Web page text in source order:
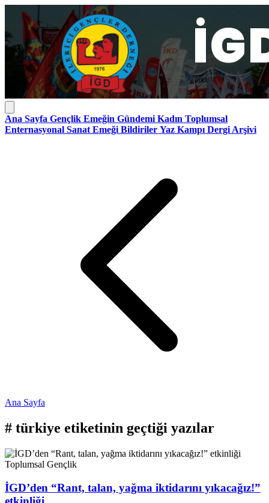
Ana Sayfa Gençlik Emeğin Gündemi Kadın Toplumsal
Enternasyonal Sanat Emeği Bildiriler Yaz Kampı Dergi Arşivi
Ana Sayfa
# türkiye etiketinin geçtiği yazılar
Toplumsal Gençlik
İGD’den “Rant, talan, yağma iktidarını yıkacağız!”